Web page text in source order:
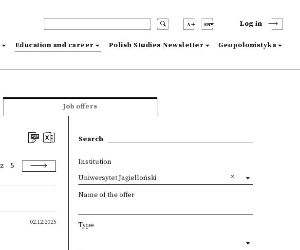
A EN Log in
Education and career Polish Studies Newsletter Geopolonistyka
Job offers
z 5
02.12.2025
Search
Institution
Uniwersytet Jagielloński
Name of the offer
Type